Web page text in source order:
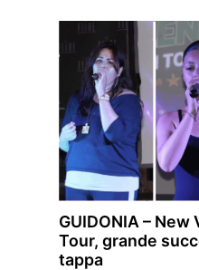
GUIDONIA –
Tour, grande
tappa